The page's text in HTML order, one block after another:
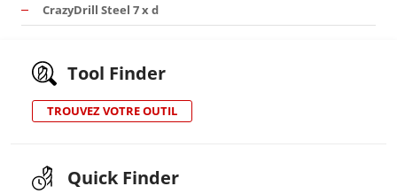
CrazyDrill Steel 7 x d
Tool Finder
TROUVEZ VOTRE OUTIL
Quick Finder